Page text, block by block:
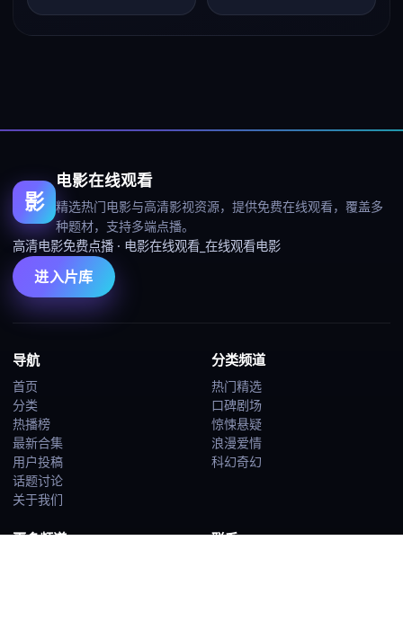
影
电影在线观看
精选热门电影与高清影视资源，提供免费在线观看，覆盖多
种题材，支持多端点播。
高清电影免费点播 · 电影在线观看_在线观看电影
进入片库
导航
首页
分类
热播榜
最新合集
用户投稿
话题讨论
关于我们
分类频道
热门精选
口碑剧场
惊悚悬疑
浪漫爱情
科幻奇幻
更多频道 联系